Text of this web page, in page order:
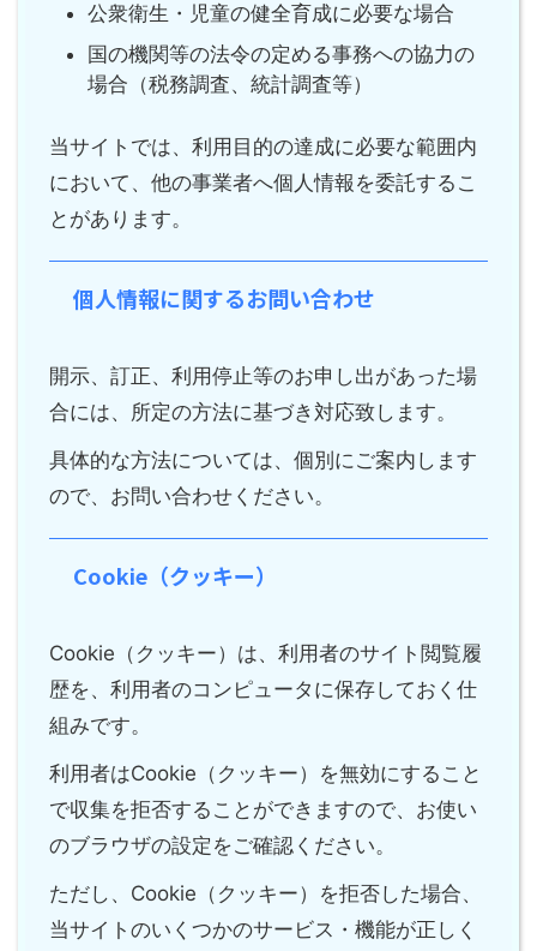
公衆衛生・児童の健全育成に必要な場合
国の機関等の法令の定める事務への協力の
場合（税務調査、統計調査等）
当サイトでは、利用目的の達成に必要な範囲内
において、他の事業者へ個人情報を委託するこ
とがあります。
個人情報に関するお問い合わせ
開示、訂正、利用停止等のお申し出があった場
合には、所定の方法に基づき対応致します。
具体的な方法については、個別にご案内します
ので、お問い合わせください。
Cookie（クッキー）
Cookie（クッキー）は、利用者のサイト閲覧履
歴を、利用者のコンピュータに保存しておく仕
組みです。
利用者はCookie（クッキー）を無効にすること
で収集を拒否することができますので、お使い
のブラウザの設定をご確認ください。
ただし、Cookie（クッキー）を拒否した場合、
当サイトのいくつかのサービス・機能が正しく